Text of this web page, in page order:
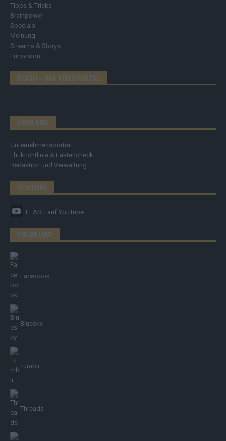
Tipps & Tricks
Brainpower
Specials
Meinung
Streams & Storys
Eurovision
FLASH – DAS VIDEOPORTAL
ÜBER UNS
Unternehmensporträt
Ehtikrichtlinie & Faktencheck
Redaktion und Verwaltung
YOUTUBE
FLASH auf YouTube
FOLGE UNS
Facebook
Bluesky
Tumblr
Threads